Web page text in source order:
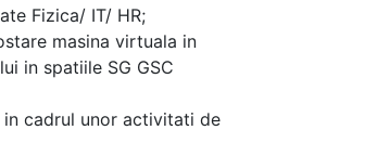
Fizica/ IT/ HR;
masina virtuala in
in spatiile SG GSC
cadrul unor activitati de